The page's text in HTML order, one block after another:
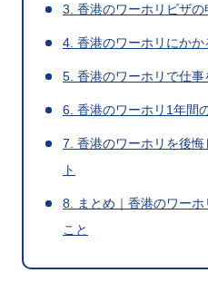
3. 香港のワーホリビザ
4. 香港のワーホリにかか
5. 香港のワーホリで仕
6. 香港のワーホリ1年間
7. 香港のワーホリを後
ト
8. まとめ｜香港のワー
こと